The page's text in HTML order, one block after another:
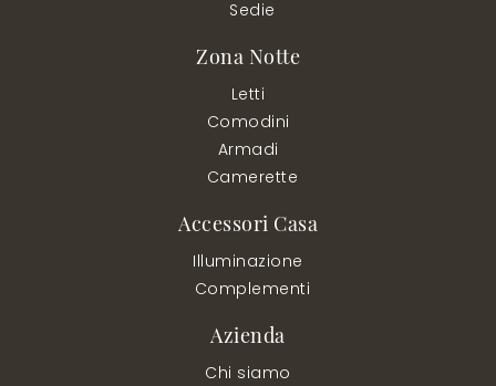
Sedie
Zona Notte
Letti
Comodini
Armadi
Camerette
Accessori Casa
Illuminazione
Complementi
Azienda
Chi siamo